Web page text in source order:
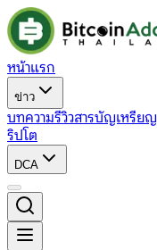
หน้าแรก
ข่าว
บทความรีวิวสารบัญเหรียญ
ริปโต
DCA